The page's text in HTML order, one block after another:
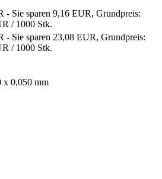
- Sie sparen 9,16 EUR, Grundpreis:
/ 1000 Stk.
- Sie sparen 23,08 EUR, Grundpreis:
/ 1000 Stk.
x 0,050 mm